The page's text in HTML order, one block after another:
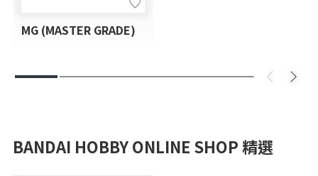
MG (MASTER GRADE)
BANDAI HOBBY ONLINE SHOP 精選